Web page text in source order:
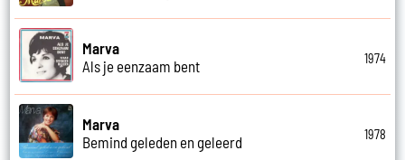
Marva
Als je eenzaam bent
1974
Marva
Bemind geleden en geleerd
1978